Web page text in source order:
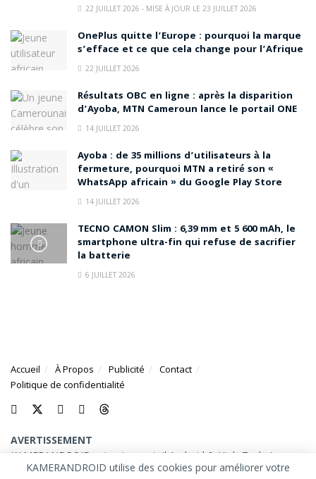
22 JUILLET 2026 - MISE À JOUR LE 23 JUILLET 2026
OnePlus quitte l’Europe : pourquoi la marque
s’efface et ce que cela change pour l’Afrique
22 JUILLET 2026
Résultats OBC en ligne : après la disparition
d’Ayoba, MTN Cameroun lance le portail ONE
14 JUILLET 2026
Ayoba : de 35 millions d’utilisateurs à la
fermeture, pourquoi MTN a retiré son «
WhatsApp africain » du Google Play Store
14 JUILLET 2026
TECNO CAMON Slim : 6,39 mm et 5 600 mAh, le
smartphone ultra-fin qui refuse de sacrifier
la batterie
6 JUILLET 2026
Accueil À Propos Publicité
Contact
Politique de confidentialité
AVERTISSEMENT
KAMERANDROID est votre portail Android & High-Tech. Les
marques et logos mentionnés sur ce site appartiennent à leurs
KAMERANDROID utilise des cookies pour améliorer votre